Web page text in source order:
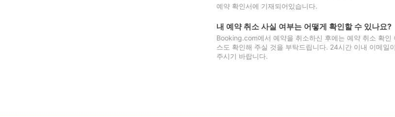
예약 확인서에 기재되어있습니다.
내 예약 취소 사실 여부는 어떻게 확인할 수 있나요?
Booking.com에서 예약을 취소하신 후에는 예약 취소 확
스도 확인해 주실 것을 부탁드립니다. 24시간 이내 이메일
주시기 바랍니다.